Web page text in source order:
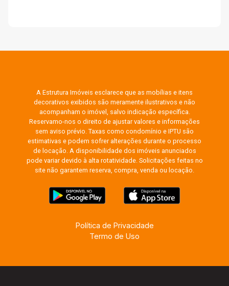
A Estrutura Imóveis esclarece que as mobílias e itens
decorativos exibidos são meramente ilustrativos e não
acompanham o imóvel, salvo indicação específica.
Reservamo-nos o direito de ajustar valores e informações
sem aviso prévio. Taxas como condomínio e IPTU são
estimativas e podem sofrer alterações durante o processo
de locação. A disponibilidade dos imóveis anunciados
pode variar devido à alta rotatividade. Solicitações feitas no
site não garantem reserva, compra, venda ou locação.
Política de Privacidade
Termo de Uso